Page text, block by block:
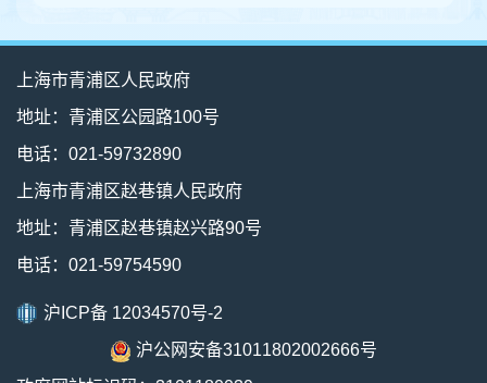
上海市青浦区人民政府
地址：青浦区公园路100号
电话：021-59732890
上海市青浦区赵巷镇人民政府
地址：青浦区赵巷镇赵兴路90号
电话：021-59754590
沪ICP备 12034570号-2
沪公网安备31011802002666号